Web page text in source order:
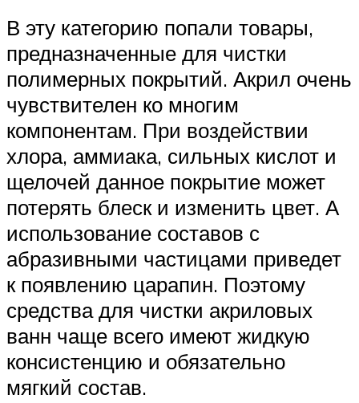
В эту категорию попали товары,
предназначенные для чистки
полимерных покрытий. Акрил очень
чувствителен ко многим
компонентам. При воздействии
хлора, аммиака, сильных кислот и
щелочей данное покрытие может
потерять блеск и изменить цвет. А
использование составов с
абразивными частицами приведет
к появлению царапин. Поэтому
средства для чистки акриловых
ванн чаще всего имеют жидкую
консистенцию и обязательно
мягкий состав.